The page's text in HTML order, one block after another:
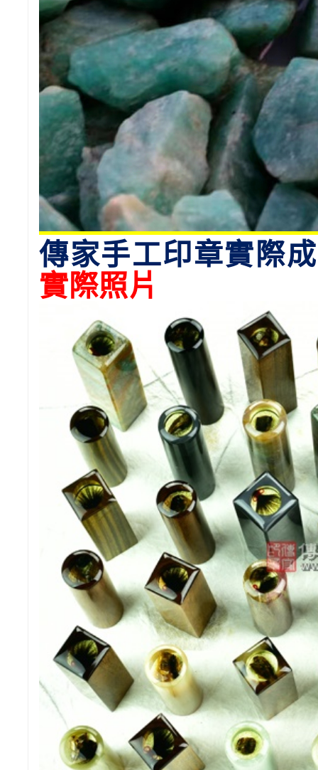
傳家手工印章實際
實際照片